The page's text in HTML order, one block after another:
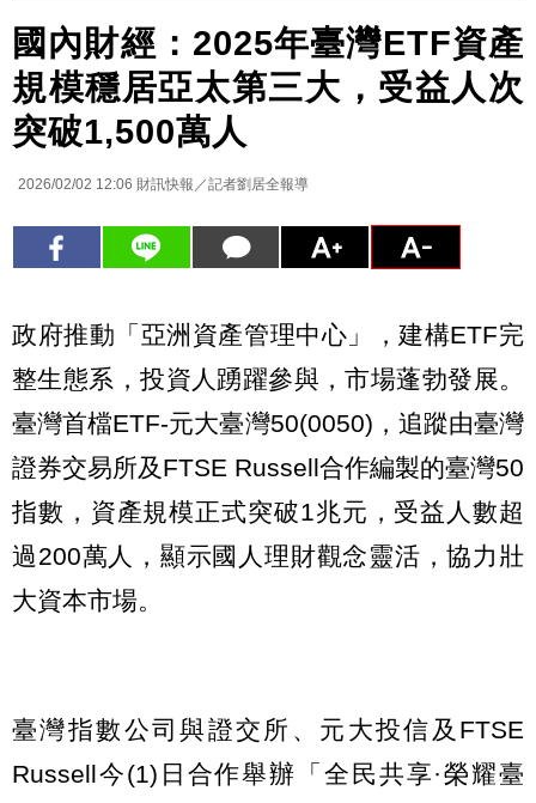
國內財經：2025年臺灣ETF資產
規模穩居亞太第三大，受益人次
突破1,500萬人
2026/02/02 12:06 財訊快報／記者劉居全報導
政府推動「亞洲資產管理中心」，建構ETF完
整生態系，投資人踴躍參與，市場蓬勃發展。
臺灣首檔ETF-元大臺灣50(0050)，追蹤由臺灣
證券交易所及FTSE Russell合作編製的臺灣50
指數，資產規模正式突破1兆元，受益人數超
過200萬人，顯示國人理財觀念靈活，協力壯
大資本市場。
臺灣指數公司與證交所、元大投信及FTSE
Russell今(1)日合作舉辦「全民共享·榮耀臺